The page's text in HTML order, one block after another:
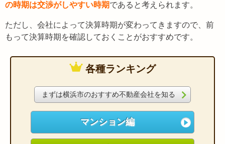
の時期は交渉がしやすい時期であると考えられます。
ただし、会社によって決算時期が変わってきますので、前
もって決算時期を確認しておくことがおすすめです。
各種ランキング
まずは横浜市のおすすめ不動産会社を知る
マンション編